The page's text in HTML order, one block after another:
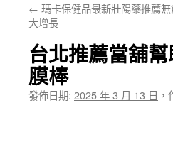
要
容
← 瑪卡保健品最新壯陽藥推薦
大增長
台北推薦當舖
膜棒
發佈日期: 2025 年 3 月 13 日 ，